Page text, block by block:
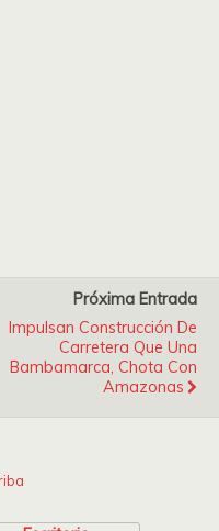
Próxima Entrada
Impulsan Construcción De
Carretera Que Una
Bambamarca, Chota Con
Amazonas